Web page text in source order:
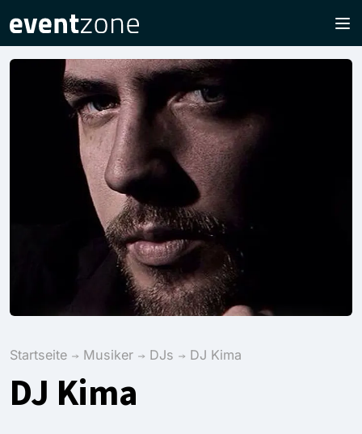
Startseite Musiker DJs DJ Kima
DJ Kima